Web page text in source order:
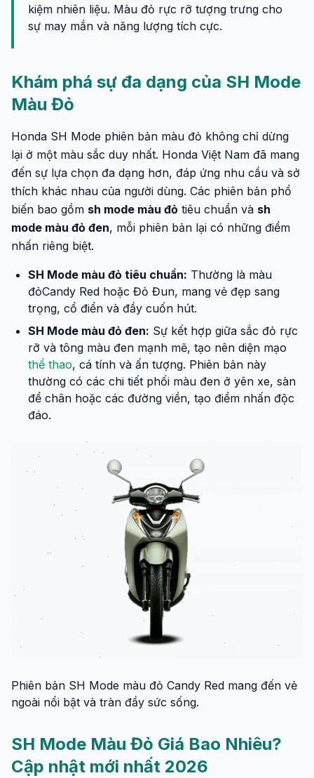
kiệm nhiên liệu. Màu đỏ rực rỡ tượng trưng cho
sự may mắn và năng lượng tích cực.
Khám phá sự đa dạng của SH Mode
Màu Đỏ
Honda SH Mode phiên bản màu đỏ không chỉ dừng
lại ở một màu sắc duy nhất. Honda Việt Nam đã mang
đến sự lựa chọn đa dạng hơn, đáp ứng nhu cầu và sở
thích khác nhau của người dùng. Các phiên bản phổ
biến bao gồm sh mode màu đỏ tiêu chuẩn và sh
mode màu đỏ đen, mỗi phiên bản lại có những điểm
nhấn riêng biệt.
SH Mode màu đỏ tiêu chuẩn: Thường là màu
đỏCandy Red hoặc Đỏ Đun, mang vẻ đẹp sang
trọng, cổ điển và đầy cuốn hút.
SH Mode màu đỏ đen: Sự kết hợp giữa sắc đỏ rực
rỡ và tông màu đen mạnh mẽ, tạo nên diện mạo
thể thao, cá tính và ấn tượng. Phiên bản này
thường có các chi tiết phối màu đen ở yên xe, sàn
để chân hoặc các đường viền, tạo điểm nhấn độc
đáo.
Phiên bản SH Mode màu đỏ Candy Red mang đến vẻ
ngoài nổi bật và tràn đầy sức sống.
SH Mode Màu Đỏ Giá Bao Nhiêu?
Cập nhật mới nhất 2026